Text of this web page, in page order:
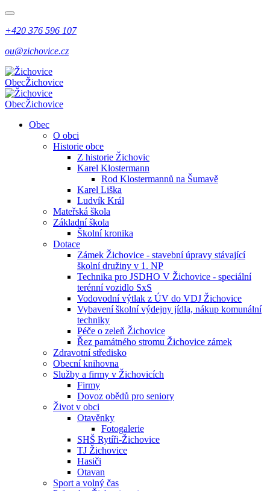
+420 376 596 107
ou@zichovice.cz
ObecŽichovice
ObecŽichovice
Obec
O obci
Historie obce
Z historie Žichovic
Karel Klostermann
Rod Klostermannů na Šumavě
Karel Liška
Ludvík Král
Mateřská škola
Základní škola
Školní kronika
Dotace
Zámek Žichovice - stavební úpravy stávající
školní družiny v 1. NP
Technika pro JSDHO V Žichovice - speciální
terénní vozidlo SxS
Vodovodní výtlak z ÚV do VDJ Žichovice
Vybavení školní výdejny jídla, nákup komunální
techniky
Péče o zeleň Žichovice
Řez památného stromu Žichovice zámek
Zdravotní středisko
Obecní knihovna
Služby a firmy v Žichovicích
Firmy
Dovoz obědů pro seniory
Život v obci
Otavěnky
Fotogalerie
SHŠ Rytíři-Žichovice
TJ Žichovice
Hasiči
Otavan
Sport a volný čas